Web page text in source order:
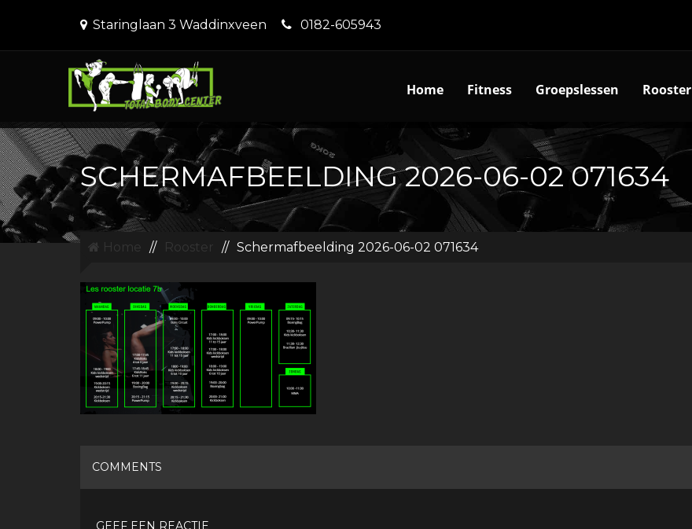
Staringlaan 3 Waddinxveen 0182-605943
Home Fitness Groepslessen Rooster
SCHERMAFBEELDING 2026-06-02 071634
Home // Rooster // Schermafbeelding 2026-06-02 071634
COMMENTS
GEEF EEN REACTIE